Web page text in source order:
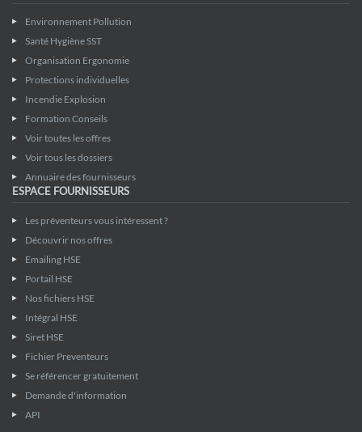
Environnement Pollution
Santé Hygiène SST
Organisation Ergonomie
Protections individuelles
Incendie Explosion
Formation Conseils
Voir toutes les offres
Voir tous les dossiers
Annuaire des fournisseurs
ESPACE FOURNISSEURS
Les préventeurs vous intéressent ?
Découvrir nos offres
Emailing HSE
Portail HSE
Nos fichiers HSE
Intégral HSE
Siret HSE
Fichier Preventeurs
Se référencer gratuitement
Demande d'information
API